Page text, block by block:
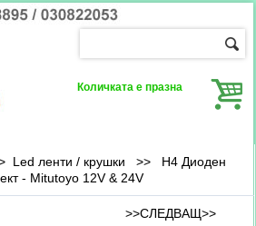
Количката е празна
Led ленти / крушки >> H4 Диоден
- Mitutoyo 12V & 24V
>>СЛЕДВАЩ>>